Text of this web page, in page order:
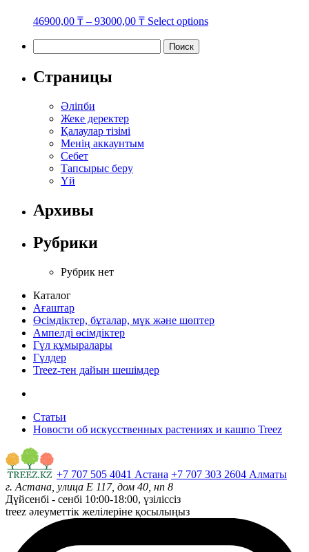
46900,00 ₸ – 93000,00 ₸ Select options
Страницы
Әліпби
Жеке деректер
Қалаулар тізімі
Менің аккаунтым
Себет
Тапсырыс беру
Үй
Архивы
Рубрики
Рубрик нет
Каталог
Ағаштар
Өсімдіктер, бұталар, мүк және шөптер
Ампелді өсімдіктер
Гүл құмыралары
Гүлдер
Treez-тен дайын шешімдер
Статьи
Новости об искусственных растениях и кашпо Treez
+7 707 505 4041 Астана +7 707 303 2604 Алматы
г. Астана, улица Е 117, дом 40, нп 8
Дүйсенбі - сенбі 10:00-18:00, үзіліссіз
treez әлеуметтік желілеріне қосылыңыз